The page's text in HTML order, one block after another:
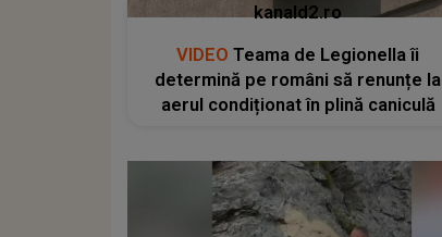
kanald2.ro
VIDEO Teama de Legionella îi
determină pe români să renunțe la
aerul condiționat în plină caniculă